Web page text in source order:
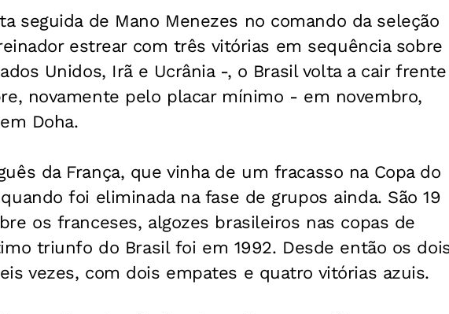
seguida de Mano Menezes no comando da seleção
estrear com três vitórias em sequência sobre
Unidos, Irã e Ucrânia -, o Brasil volta a cair frente
novamente pelo placar mínimo - em novembro,
Doha.
da França, que vinha de um fracasso na Copa do
foi eliminada na fase de grupos ainda. São 19
os franceses, algozes brasileiros nas copas de
triunfo do Brasil foi em 1992. Desde então os
vezes, com dois empates e quatro vitórias azuis.